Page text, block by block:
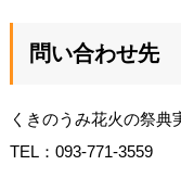
問い合わせ先
くきのうみ花火の祭典
TEL：093-771-3559